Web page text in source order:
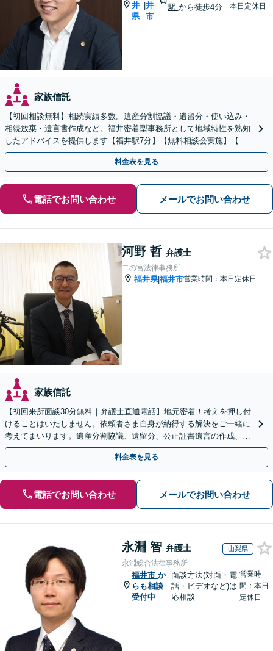
井
県
|井
市
駅 から徒歩4分
本日定休日
家族信託
【初回相談無料】相続実績多数。遺産分割協議・遺留分・使い込み・
相続放棄・遺言書作成など。福井密着型事務所として地域特性を熟知
したアドバイスを提供します【福井駅7分】【無料相談会実施】【完
全個室で対応】
料金表を見る
電話でお問い合わせ メールでお問い合わせ
河野 哲 弁護士
二の宮法律事務所
福井県|福井市営業時間：本日定休日
家族信託
【初回来所面談30分無料｜弁護士直通電話】地元密着！考えを押し付
けることはいたしません。依頼者さま自身が納得する解決をご一緒に
考えてまいります。遺産分割協議、遺留分、公正証書遺言の作成、終
活などどのようなお悩みもご相談ください【駐車場あり】
料金表を見る
電話でお問い合わせ メールでお問い合わせ
永淵 智 弁護士 山梨県
永淵総合法律事務所
福井市 か
らも相談
受付中
面談方法(対面・電
話・ビデオなど)は
応相談
営業時
間：本日
定休日